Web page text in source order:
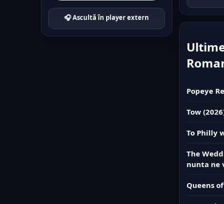
🎧 Ascultă în player extern
Popeye
Tow
To Philly
The
nunta ne
Queens